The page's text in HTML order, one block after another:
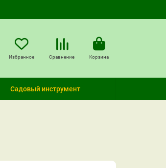
Избранное Сравнение Корзина
Садовый инструмент